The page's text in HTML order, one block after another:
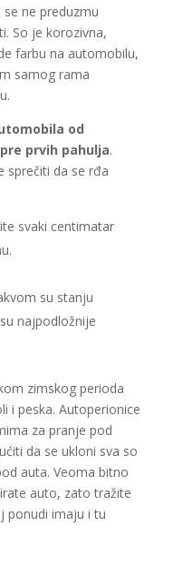
ne preduzmu
So je korozivna,
farbu na automobilu,
samog rama
od
prvih pahulja.
sprečiti da se rđa
svaki centimatar
su stanju
najpodložnije
zimskog perioda
i peska. Autoperionice
za pranje pod
da se ukloni sva so
auta. Veoma bitno
auto, zato tražite
ponudi imaju i tu